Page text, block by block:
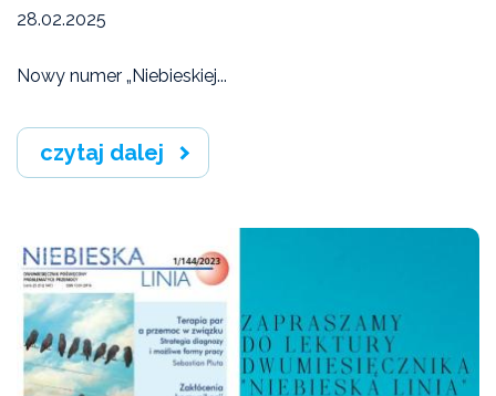
28.02.2025
Nowy numer „Niebieskiej...
czytaj dalej